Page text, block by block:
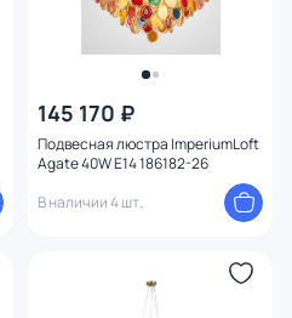
145 170 ₽
Подвесная люстра ImperiumLoft
Agate 40W E14 186182-26
В наличии 4 шт.